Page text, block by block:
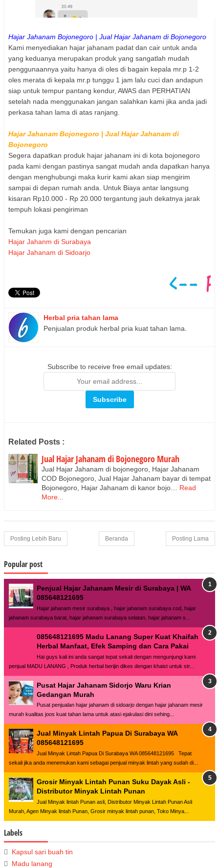
Hajar Jahanam Bojonegoro | Jual Hajar Jahanam di Bojonegoro
Kami menyediakan hajar jahanam padat dan cair untuk anda
yang keduanya merupakan produk yang sangatlah mudah
penggunaannya yaitu hanya di oles di bagain kepala mr.p 1-2
oles merata di kepala mr.p tunggu 1 jam lalu cuci dan andapun
siap untuk tempur pantang kendur, AWAS dan PERHATIAN
setelah nada menggunakan jangan salahkan kami jika anda jadi
perkasa tahan lama di atas ranjang.
Hajar Jahanam Bojonegoro | Jual Hajar Jahanam di
Bojonegoro
Segera dapatkan produk hajar jahanam ini di kota bojonegoro
pada kami dengan pastinya sangat mudah anda dapatkan hanya
dengan menghubungi maka kurir kami akan siap mengirim
sampai di depan rumah anda. Untuk Biaya antar langsung
kisaran Rp10.000 - Rp 20.000 tergantung jauh dekatnya jarak
tempuh lokasi pengiriman
Temukan juga kami dengan pencarian
Hajar Jahanm di Surabaya
Hajar Jahanam di Sidoarjo
Herbal pria tahan lama
Penjualan produk herbal pria kuat tahan lama.
Subscribe to receive free email updates:
Related Posts :
Jual Hajar Jahanam di Bojonegoro Murah
Jual Hajar Jahanam di bojonegoro, Hajar Jahanam
COD Bojonegoro, Jual Hajar Jahanam bayar di tempat
Bojonegoro, Hajar Jahanam di kanor bojo… Read
More...
Posting Lebih Baru Posting Lama
Beranda
Popular post
Penjual Hajar Jahanam Mesir di Surabaya | WA
085648121695
Hajar jahanam mesir surabaya , hajar jahanam surabaya cod, hajar
jahanam surabaya barat, hajar jahanam surabaya selatan, hajar jahanam s...
085648121695 Madu Lanang Super Kuat Khaifah
Herbal Manfaat, Efek Samping dan Cara Pakai
Hai guys kali ini anda sangat tepat sekali dengan mengunjungi kami
penjual MADU LANANG , Produk herbal berijin dikes dengan khaist untuk str...
Pusat Hajar Jahanam Sidorjo Waru Krian
Gedangan Murah
Pusat penjualan hajar jahanam di sidoarjo dengan hajar jahanam mesir
murah kualitas joos kuat tahan lama untuk atasi ejakulasi dini sehing...
Jual Minyak Lintah Papua Di Surabaya WA
085648121695
Jual Minyak Lintah Papua Di Surabaya WA 085648121695 Tepat
sekali jika anda menemukan kami sebagai penjual minyak lintah yang sudah di...
Grosir Minyak Lintah Punan Suku Dayak Asli -
Distributor Minyak Lintah Punan
Jual Minyak lintah Punan asli, Distributor Minyak Lintah Punan Asli
Murah, Agen Minyak lintah Punan, Grosir minyak lintah punan, Toko Minya...
Labels
Kapsul sari buah tin
Madu lanang